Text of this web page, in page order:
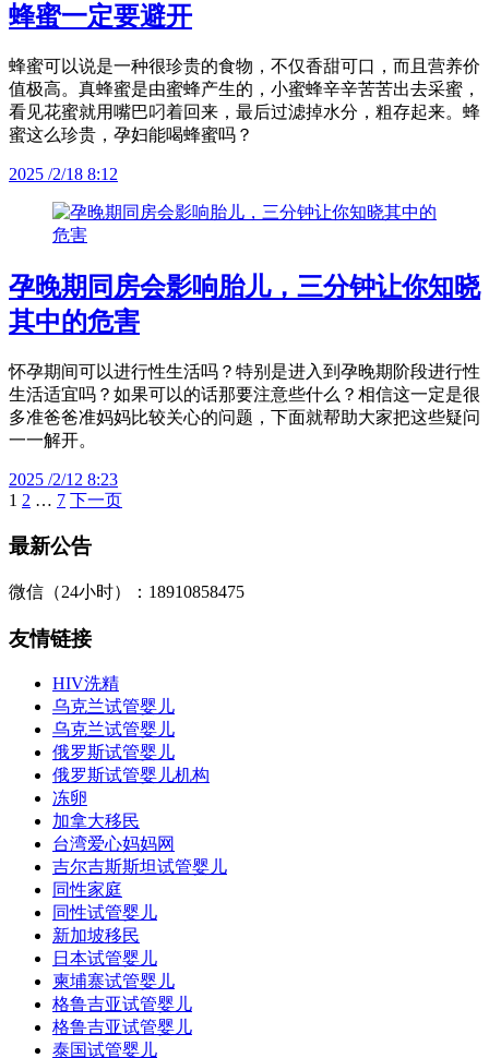
蜂蜜一定要避开
蜂蜜可以说是一种很珍贵的食物，不仅香甜可口，而且营养价
值极高。真蜂蜜是由蜜蜂产生的，小蜜蜂辛辛苦苦出去采蜜，
看见花蜜就用嘴巴叼着回来，最后过滤掉水分，粗存起来。蜂
蜜这么珍贵，孕妇能喝蜂蜜吗？
2025 /2/18 8:12
孕晚期同房会影响胎儿，三分钟让你知晓
其中的危害
怀孕期间可以进行性生活吗？特别是进入到孕晚期阶段进行性
生活适宜吗？如果可以的话那要注意些什么？相信这一定是很
多准爸爸准妈妈比较关心的问题，下面就帮助大家把这些疑问
一一解开。
2025 /2/12 8:23
文
章
页
1 2 … 7 下一页
最新公告
微信（24小时）：18910858475
友情链接
HIV洗精
乌克兰试管婴儿
乌克兰试管婴儿
俄罗斯试管婴儿
俄罗斯试管婴儿机构
冻卵
加拿大移民
台湾爱心妈妈网
吉尔吉斯斯坦试管婴儿
同性家庭
同性试管婴儿
新加坡移民
日本试管婴儿
柬埔寨试管婴儿
格鲁吉亚试管婴儿
格鲁吉亚试管婴儿
泰国试管婴儿